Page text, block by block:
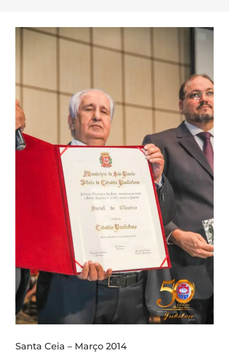
Santa Ceia – Março 2014